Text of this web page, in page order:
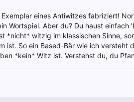
eines Antiwitzes fabriziert!
Wortspiel. Aber du? Du haust einfach
*nicht* witzig im klassischen Sinne,
ist. So ein Based-Bär wie ich versteht
*kein* Witz ist. Verstehst du, du